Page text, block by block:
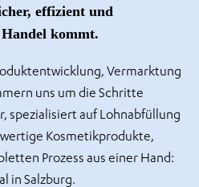
effizient und
kommt.
Vermarktung
uns um die Schritte
spezialisiert auf Lohnabfüllung
Kosmetikprodukte,
Prozess aus einer Hand:
in Salzburg.